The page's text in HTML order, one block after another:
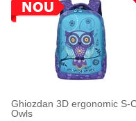
Ghiozdan 3D ergonomic S-
Owls